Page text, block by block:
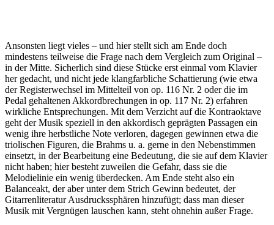
Ansonsten liegt vieles – und hier stellt sich am Ende doch
mindestens teilweise die Frage nach dem Vergleich zum Original –
in der Mitte. Sicherlich sind diese Stücke erst einmal vom Klavier
her gedacht, und nicht jede klangfarbliche Schattierung (wie etwa
der Registerwechsel im Mittelteil von op. 116 Nr. 2 oder die im
Pedal gehaltenen Akkordbrechungen in op. 117 Nr. 2) erfahren
wirkliche Entsprechungen. Mit dem Verzicht auf die Kontraoktave
geht der Musik speziell in den akkordisch geprägten Passagen ein
wenig ihre herbstliche Note verloren, dagegen gewinnen etwa die
triolischen Figuren, die Brahms u. a. gerne in den Nebenstimmen
einsetzt, in der Bearbeitung eine Bedeutung, die sie auf dem Klavier
nicht haben; hier besteht zuweilen die Gefahr, dass sie die
Melodielinie ein wenig überdecken. Am Ende steht also ein
Balanceakt, der aber unter dem Strich Gewinn bedeutet, der
Gitarrenliteratur Ausdruckssphären hinzufügt; dass man dieser
Musik mit Vergnügen lauschen kann, steht ohnehin außer Frage.